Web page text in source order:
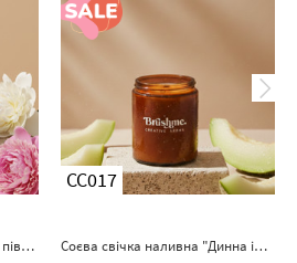
CC017
Соєва свічка наливна "Динна імла" 250мл